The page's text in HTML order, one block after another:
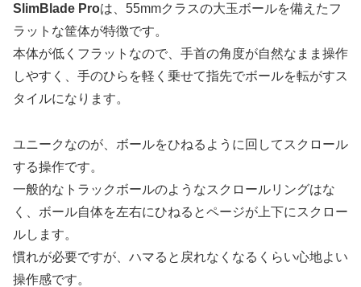
SlimBlade Proは、55mmクラスの大玉ボールを備えたフ
ラットな筐体が特徴です。
本体が低くフラットなので、手首の角度が自然なまま操作
しやすく、手のひらを軽く乗せて指先でボールを転がすス
タイルになります。
ユニークなのが、 ボールをひねるように回してスクロール
する操作です。
一般的なトラックボールのようなスクロールリングはな
く、ボール自体を左右にひねるとページが上下にスクロー
ルします。
慣れが必要ですが、ハマると戻れなくなるくらい心地よい
操作感です。